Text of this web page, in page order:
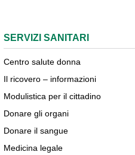
SERVIZI SANITARI
Centro salute donna
Il ricovero – informazioni
Modulistica per il cittadino
Donare gli organi
Donare il sangue
Medicina legale